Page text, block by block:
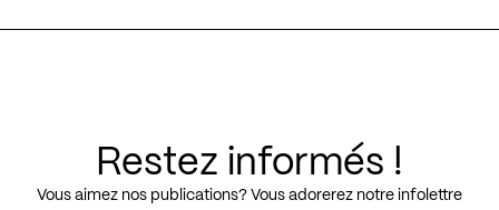
Restez informés !
Vous aimez nos publications? Vous adorerez notre infolettre